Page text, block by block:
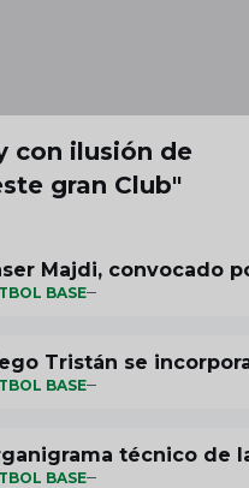
con ilusión de
gran Club"
Majdi, convocado
BASE
Tristán se
BASE
técnico de
BASE